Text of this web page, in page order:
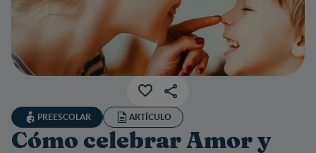
PREESCOLAR ARTÍCULO
Cómo celebrar Amor y